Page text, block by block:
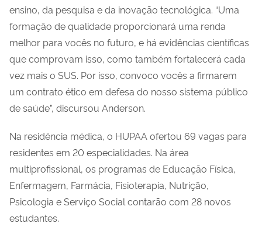
ensino, da pesquisa e da inovação tecnológica. “Uma
formação de qualidade proporcionará uma renda
melhor para vocês no futuro, e há evidências científicas
que comprovam isso, como também fortalecerá cada
vez mais o SUS. Por isso, convoco vocês a firmarem
um contrato ético em defesa do nosso sistema público
de saúde”, discursou Anderson.
Na residência médica, o HUPAA ofertou 69 vagas para
residentes em 20 especialidades. Na área
multiprofissional, os programas de Educação Física,
Enfermagem, Farmácia, Fisioterapia, Nutrição,
Psicologia e Serviço Social contarão com 28 novos
estudantes.